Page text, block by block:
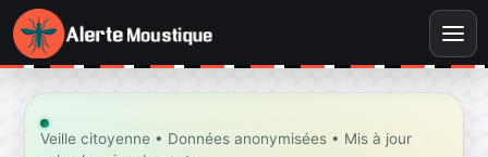
Veille citoyenne • Données anonymisées • Mis à jour